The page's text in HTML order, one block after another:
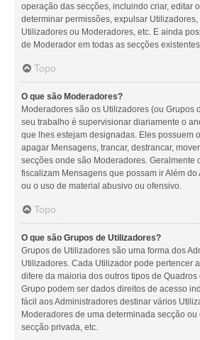
operação das secções, incluindo criar, editar
determinar permissões, expulsar Utilizadores,
Utilizadores ou Moderadores, etc. E ainda
de Moderador em todas as secções
Topo
O que são Moderadores?
Moderadores são os Utilizadores (ou Grupos
seu trabalho é supervisionar diariamente o
que lhes estejam designadas. Eles possuem
apagar Mensagens, trancar, destrancar,
secções onde são Moderadores. Geralmente
fiscalizam Mensagens que possam ir Além
ou o uso de material abusivo ou ofensivo.
Topo
O que são Grupos de Utilizadores?
Grupos de Utilizadores são uma forma dos
Utilizadores. Cada Utilizador pode pertencer
difere da maioria dos outros tipos de
Grupo podem ser dados direitos de acesso
fácil aos Administradores destinar vários
Moderadores de uma determinada secção
secção privada, etc.